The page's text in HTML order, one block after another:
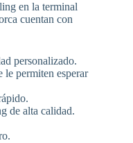
en la terminal
cuentan con
personalizado.
le permiten esperar
de alta calidad.